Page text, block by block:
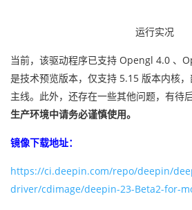
运行实况
当前，该驱动程序已支持 Opengl 4.0 、
是技术预览版本，仅支持 5.15 版本内核
主线。此外，还存在一些其他问题，有待
生产环境中请务必谨慎使用。
镜像下载地址：
https://ci.deepin.com/repo/deepin/
driver/cdimage/deepin-23-Beta2-for-